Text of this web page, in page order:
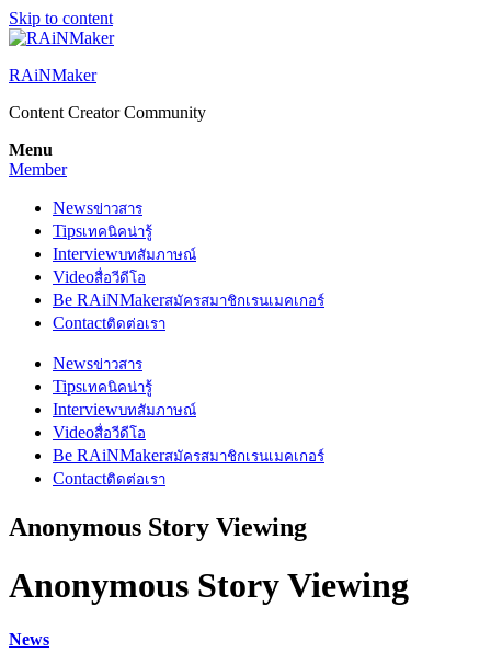
Skip to content
RAiNMaker
Content Creator Community
Menu
Member
Newsข่าวสาร
Tipsเทคนิคน่ารู้
Interviewบทสัมภาษณ์
Videoสื่อวีดีโอ
Be RAiNMakerสมัครสมาชิกเรนเมคเกอร์
Contactติดต่อเรา
Newsข่าวสาร
Tipsเทคนิคน่ารู้
Interviewบทสัมภาษณ์
Videoสื่อวีดีโอ
Be RAiNMakerสมัครสมาชิกเรนเมคเกอร์
Contactติดต่อเรา
Anonymous Story Viewing
Anonymous Story Viewing
News